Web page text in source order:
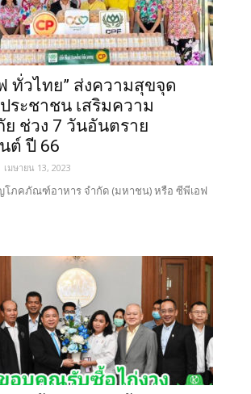
ทั่วไทย” ส่งความสุขจุด
ระชาชน เสริมความ
ช่วง 7 วันอันตราย
ต์ ปี 66
เมษายน 13, 2023
โภคภัณฑ์อาหาร จำกัด (มหาชน) หรือ ซีพีเอฟ